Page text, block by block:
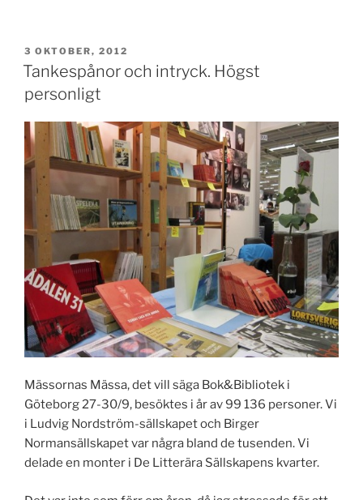
PUBLICERAT
3 OKTOBER, 2012
Tankespånor och intryck. Högst
personligt
Mässornas Mässa, det vill säga Bok&Bibliotek i
Göteborg 27-30/9, besöktes i år av 99 136 personer. Vi
i Ludvig Nordström-sällskapet och Birger
Normansällskapet var några bland de tusenden. Vi
delade en monter i De Litterära Sällskapens kvarter.